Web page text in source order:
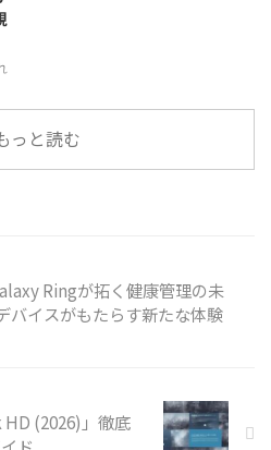
っと読む
Ringが拓く健康管理の未
バイスがもたらす新たな体験
HD (2026)」徹底